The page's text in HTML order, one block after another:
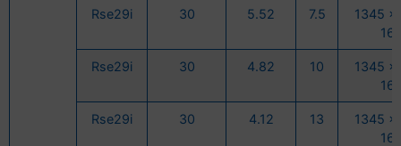
Rse29i 30 5.52 7.5
1345 x
Rse29i 30 4.82 10
1345 x
Rse29i 30 4.12 13
1345 x